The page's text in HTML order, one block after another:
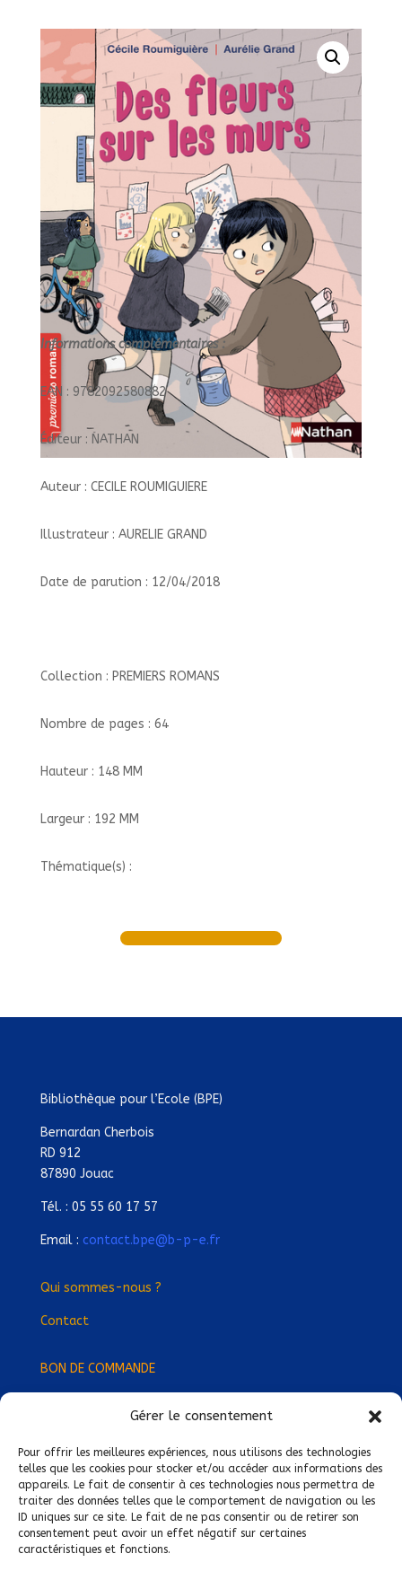
Gérer le consentement
Pour offrir les meilleures expériences, nous utilisons des technologies
telles que les cookies pour stocker et/ou accéder aux informations des
appareils. Le fait de consentir à ces technologies nous permettra de
traiter des données telles que le comportement de navigation ou les
ID uniques sur ce site. Le fait de ne pas consentir ou de retirer son
consentement peut avoir un effet négatif sur certaines
caractéristiques et fonctions.
ROMANS/NATHAN/
Informations complémentaires :
EAN : 9782092580882
Éditeur : NATHAN
Auteur : CECILE ROUMIGUIERE
Illustrateur : AURELIE GRAND
Date de parution : 12/04/2018
Collection : PREMIERS ROMANS
Nombre de pages : 64
Hauteur : 148 MM
Largeur : 192 MM
Thématique(s) :
Bibliothèque pour l’Ecole (BPE)
Bernardan Cherbois
RD 912
87890 Jouac
Tél. : 05 55 60 17 57
Email : contact.bpe@b-p-e.fr
Qui sommes-nous ?
Contact
BON DE COMMANDE
Devenez Délégué·e Régional·e !
Trouvez-nous près de chez vous !
Mentions légales
Conditions générales de vente
Politique de confidentialité